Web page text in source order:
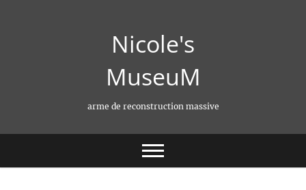
Nicole's
MuseuM
arme de reconstruction massive